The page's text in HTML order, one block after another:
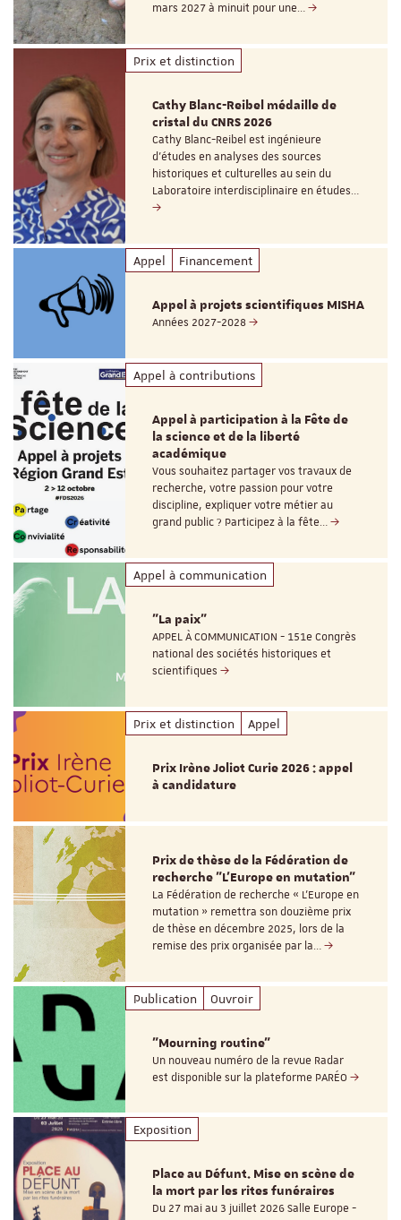
mars 2027 à minuit pour une…
Prix et distinction
Cathy Blanc-Reibel médaille de
cristal du CNRS 2026
Cathy Blanc-Reibel est ingénieure
d’études en analyses des sources
historiques et culturelles au sein du
Laboratoire interdisciplinaire en études…
Appel Financement
Appel à projets scientifiques MISHA
Années 2027-2028
Appel à contributions
Appel à participation à la Fête de
la science et de la liberté
académique
Vous souhaitez partager vos travaux de
recherche, votre passion pour votre
discipline, expliquer votre métier au
grand public ? Participez à la fête…
Appel à communication
"La paix"
APPEL À COMMUNICATION - 151e Congrès
national des sociétés historiques et
scientifiques
Prix et distinction Appel
Prix Irène Joliot Curie 2026 : appel
à candidature
Prix de thèse de la Fédération de
recherche "L’Europe en mutation"
La Fédération de recherche « L’Europe en
mutation » remettra son douzième prix
de thèse en décembre 2025, lors de la
remise des prix organisée par la…
Publication Ouvroir
"Mourning routine"
Un nouveau numéro de la revue Radar
est disponible sur la plateforme PARÉO
Exposition
Place au Défunt. Mise en scène de
la mort par les rites funéraires
Du 27 mai au 3 juillet 2026 Salle Europe -